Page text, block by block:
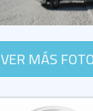
VER MÁS